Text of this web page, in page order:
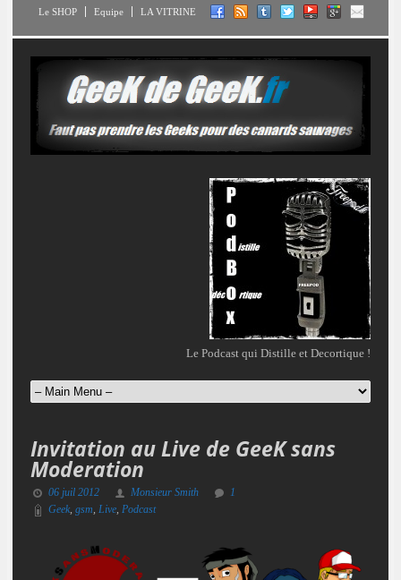
Le SHOP Equipe LA VITRINE
Le Podcast qui Distille et Decortique !
Invitation au Live de GeeK sans
Moderation
06 juil 2012 Monsieur Smith
1
Geek, gsm, Live, Podcast